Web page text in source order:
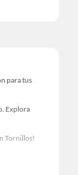
para tus
Explora
Tornillos!